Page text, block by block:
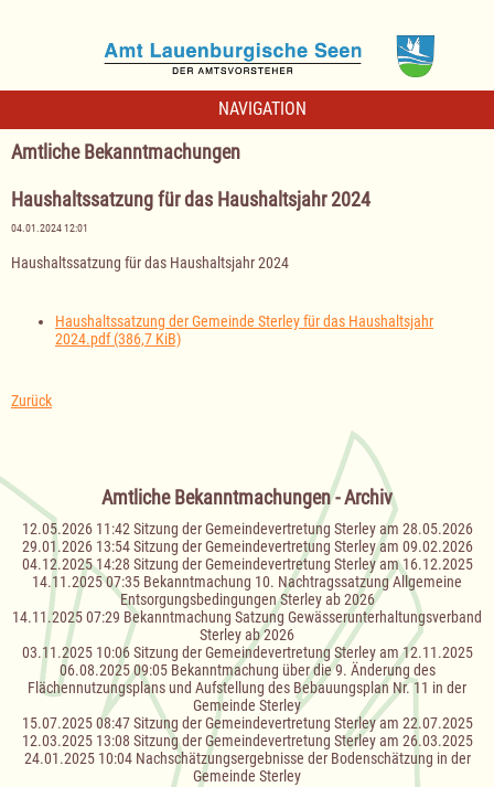
NAVIGATION
Amtliche Bekanntmachungen
Haushaltssatzung für das Haushaltsjahr 2024
04.01.2024 12:01
Haushaltssatzung für das Haushaltsjahr 2024
Haushaltssatzung der Gemeinde Sterley für das Haushaltsjahr
2024.pdf(386,7 KiB)
Zurück
Amtliche Bekanntmachungen - Archiv
12.05.2026 11:42 Sitzung der Gemeindevertretung Sterley am 28.05.2026
29.01.2026 13:54 Sitzung der Gemeindevertretung Sterley am 09.02.2026
04.12.2025 14:28 Sitzung der Gemeindevertretung Sterley am 16.12.2025
14.11.2025 07:35 Bekanntmachung 10. Nachtragssatzung Allgemeine
Entsorgungsbedingungen Sterley ab 2026
14.11.2025 07:29 Bekanntmachung Satzung Gewässerunterhaltungsverband
Sterley ab 2026
03.11.2025 10:06 Sitzung der Gemeindevertretung Sterley am 12.11.2025
06.08.2025 09:05 Bekanntmachung über die 9. Änderung des
Flächennutzungsplans und Aufstellung des Bebauungsplan Nr. 11 in der
Gemeinde Sterley
15.07.2025 08:47 Sitzung der Gemeindevertretung Sterley am 22.07.2025
12.03.2025 13:08 Sitzung der Gemeindevertretung Sterley am 26.03.2025
24.01.2025 10:04 Nachschätzungsergebnisse der Bodenschätzung in der
Gemeinde Sterley